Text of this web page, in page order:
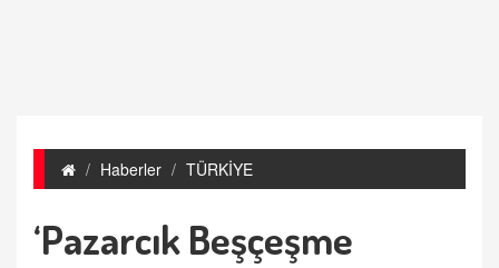
Haberler TÜRKİYE
‘Pazarcık Beşçeşme